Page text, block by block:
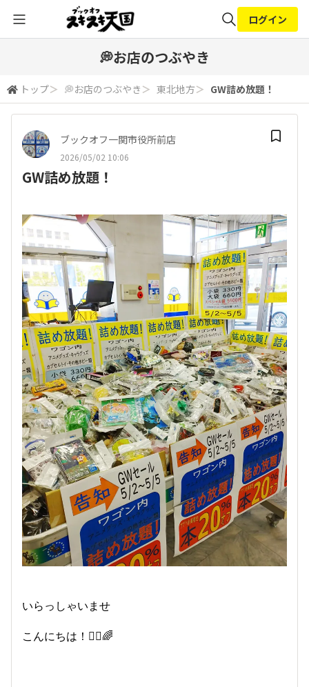
検索
ログイン
💭お店のつぶやき
トップ＞ 💭お店のつぶやき ＞ 東北地方＞ GW詰め放題！
ブックオフ一関市役所前店
2026/05/02 10:06
GW詰め放題！
いらっしゃいませ
こんにちは！🙂‍↕️🌈